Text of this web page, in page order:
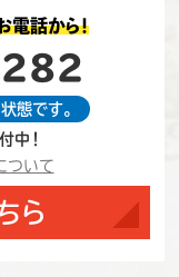
電話から！
態です。
中！
ついて
ら